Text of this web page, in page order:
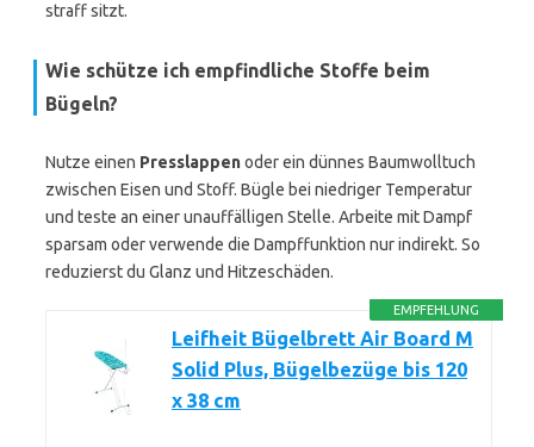
straff sitzt.
Wie schütze ich empfindliche Stoffe beim
Bügeln?
Nutze einen Presslappenoder ein dünnes Baumwolltuch
zwischen Eisen und Stoff. Bügle bei niedriger Temperatur
und teste an einer unauffälligen Stelle. Arbeite mit Dampf
sparsam oder verwende die Dampffunktion nur indirekt. So
reduzierst du Glanz und Hitzeschäden.
EMPFEHLUNG
Leifheit Bügelbrett Air Board M
Solid Plus, Bügelbezüge bis 120
x 38 cm